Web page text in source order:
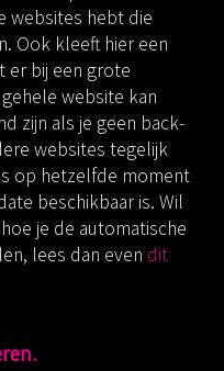
websites hebt die
Ook kleeft hier een
er bij een grote
website kan
zijn als je geen back-
websites tegelijk
op hetzelfde moment
beschikbaar is. Wil
je de automatische
lees dan even dit